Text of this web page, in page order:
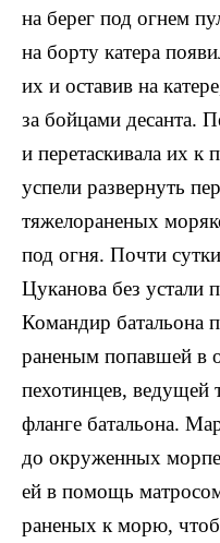
на берег под огнем
на борту катера
их и оставив на
за бойцами десанта.
и перетаскивала их
успели развернуть
тяжелораненых
под огня. Почти
Цуканова без устали
Командир батальона
раненым попавшей в
пехотинцев, ведущей
фланге батальона.
до окруженных
ей в помощь
раненых к морю,